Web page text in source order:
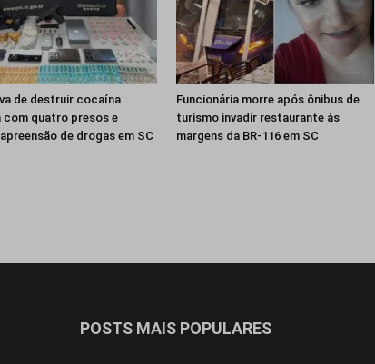
de destruir cocaína
com quatro presos e
de drogas em SC
Funcionária morre após ônibus de
turismo invadir restaurante às
margens da BR-116 em SC
POSTS MAIS POPULARES